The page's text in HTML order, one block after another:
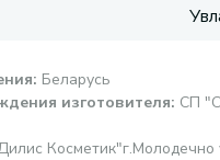
: Беларусь
изготовителя: СП
Косметик"г.Молодечно